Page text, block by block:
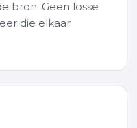
bron. Geen losse
die elkaar